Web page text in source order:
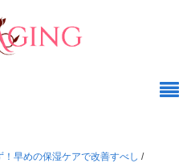
早めの保湿ケアで改善すべし /